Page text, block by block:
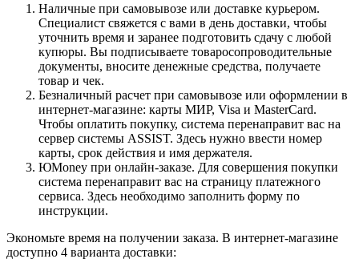
Наличные при самовывозе или доставке курьером.
Специалист свяжется с вами в день доставки, чтобы
уточнить время и заранее подготовить сдачу с любой
купюры. Вы подписываете товаросопроводительные
документы, вносите денежные средства, получаете
товар и чек.
Безналичный расчет при самовывозе или оформлении в
интернет-магазине: карты МИР, Visa и MasterCard.
Чтобы оплатить покупку, система перенаправит вас на
сервер системы ASSIST. Здесь нужно ввести номер
карты, срок действия и имя держателя.
ЮMoney при онлайн-заказе. Для совершения покупки
система перенаправит вас на страницу платежного
сервиса. Здесь необходимо заполнить форму по
инструкции.
Экономьте время на получении заказа. В интернет-магазине
доступно 4 варианта доставки: